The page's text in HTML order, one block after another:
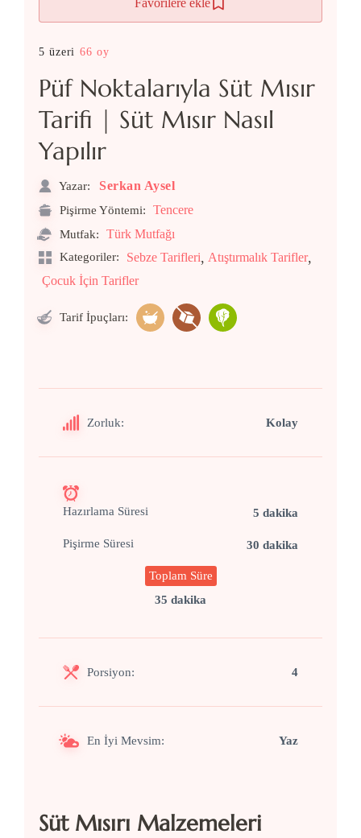
Favorilere ekle
5 üzeri 66 oy
Püf Noktalarıyla Süt Mısır
Tarifi | Süt Mısır Nasıl
Yapılır
Yazar: Serkan Aysel
Pişirme Yöntemi: Tencere
Mutfak: Türk Mutfağı
Kategoriler: Sebze Tarifleri, Atıştırmalık Tarifler,
Çocuk İçin Tarifler
Tarif İpuçları:
Zorluk: Kolay
Hazırlama Süresi 5 dakika
Pişirme Süresi 30 dakika
Toplam Süre
35 dakika
Porsiyon: 4
En İyi Mevsim: Yaz
Süt Mısırı Malzemeleri